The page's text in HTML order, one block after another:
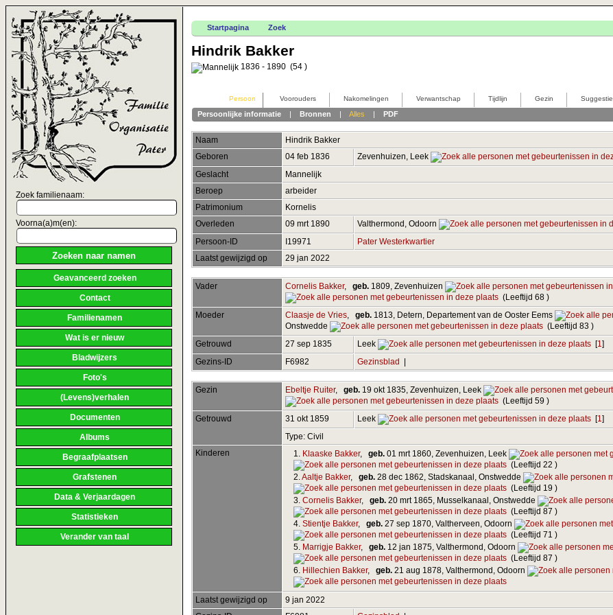
Zoek familienaam:
Voorna(a)m(en):
Geavanceerd zoeken
Contact
Familienamen
Wat is er nieuw
Bladwijzers
Foto's
(Levens)verhalen
Documenten
Albums
Begraafplaatsen
Grafstenen
Data & Verjaardagen
Statistieken
Verander van taal
Startpagina Zoek
Hindrik Bakker
1836 - 1890 (54 )
Persoon Voorouders Nakomelingen Verwantschap Tijdlijn Gezin Suggestie
Persoonlijke informatie| Bronnen Alles PDF
Naam Hindrik Bakker
Geboren
04 feb 1836 Zevenhuizen, Leek
Geslacht
Mannelijk
Beroep
arbeider
Patrimonium
Kornelis
Overleden
09 mrt 1890 Valthermond, Odoorn
Persoon-ID
I19971
Pater Westerkwartier
Laatst gewijzigd op
29 jan 2022
Vader Cornelis Bakker, geb. 1809, Zevenhuizen
(Leeftijd 68 )
Moeder
Claasje de Vries geb. 1813, Detern, Departement van de Ooster Eems
Onstwedde
(Leeftijd 83 )
Getrouwd
27 sep 1835 Leek [1 ]
Gezins-ID
F6982 Gezinsblad |
Gezin Ebeltje Ruiter, geb. 19 okt 1835, Zevenhuizen, Leek
(Leeftijd 59 )
Getrouwd
31 okt 1859 Leek [1 ]
Type: Civil
Kinderen
1. Klaaske Bakker, geb. 01 mrt 1860, Zevenhuizen, Leek
(Leeftijd 22 )
2. Aaltje Bakker, geb. 28 dec 1862, Stadskanaal, Onstwedde
(Leeftijd 19 )
3. Cornelis Bakker, geb. 20 mrt 1865, Musselkanaal, Onstwedde
(Leeftijd 87 )
4. Stientje Bakker, geb. 27 sep 1870, Valtherveen, Odoorn
(Leeftijd 71 )
5. Marrigje Bakker, geb. 12 jan 1875, Valthermond, Odoorn
(Leeftijd 87 )
6. Hillechien Bakker, geb. 21 aug 1878, Valthermond, Odoorn
Laatst gewijzigd op
9 jan 2022